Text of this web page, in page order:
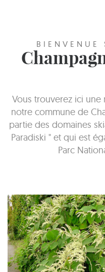
BIENVENUE
Vous trouverez ici
notre commune de
partie des domaines
Paradiski " et qui est
Parc